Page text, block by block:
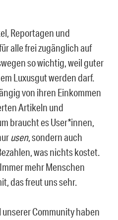
Reportagen und
alle frei zugänglich auf
so wichtig, weil guter
Luxusgut werden darf.
von ihren Einkommen
Artikeln und
braucht es User*innen,
usen, sondern auch
was nichts kostet.
mehr Menschen
das freut uns sehr.
Community haben